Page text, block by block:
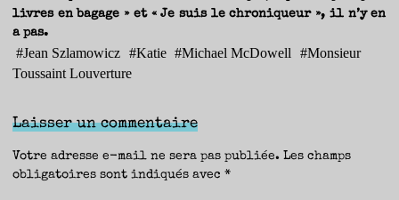
livres en bagage » et « Je suis le chroniqueur », il n’y en
a pas.
#Jean Szlamowicz #Katie #Michael McDowell #Monsieur
Toussaint Louverture
Laisser un commentaire
Votre adresse e-mail ne sera pas publiée. Les champs
obligatoires sont indiqués avec*